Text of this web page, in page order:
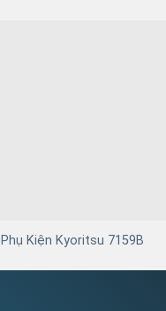
Phụ Kiện Kyoritsu 7159B